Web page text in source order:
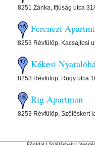
8251 Zánka, Ifjúság utca
Ferenczi
8253 Révfülöp, Kacsajtosi
Kékesi
8253 Révfülöp, Rügy utca
Rig Apartman
8253 Révfülöp, Szőlőskert